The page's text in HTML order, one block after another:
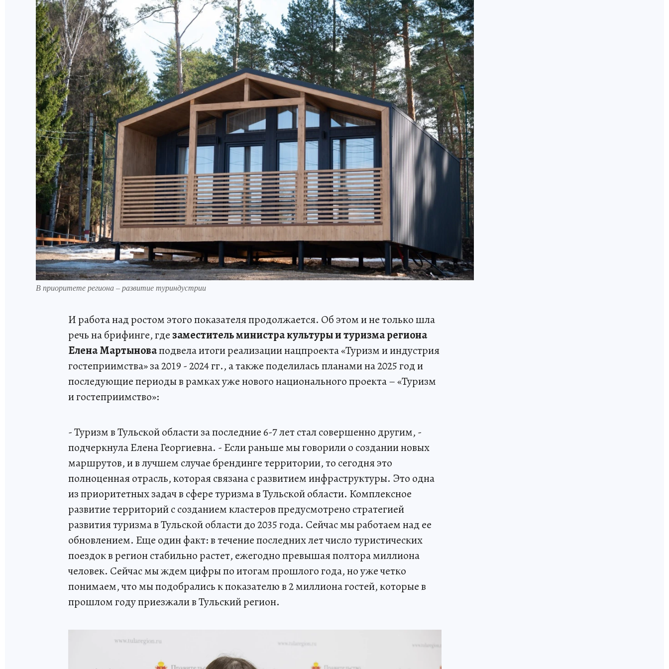
В приоритете региона – развитие туриндустрии
И работа над ростом этого показателя продолжается. Об этом и не только шла
речь на брифинге, где заместитель министра культуры и туризма региона
Елена Мартыноваподвела итоги реализации нацпроекта «Туризм и индустрия
гостеприимства» за 2019 - 2024 гг., а также поделилась планами на 2025 год и
последующие периоды в рамках уже нового национального проекта – «Туризм
и гостеприимство»:
- Туризм в Тульской области за последние 6-7 лет стал совершенно другим, -
подчеркнула Елена Георгиевна. - Если раньше мы говорили о создании новых
маршрутов, и в лучшем случае брендинге территории, то сегодня это
полноценная отрасль, которая связана с развитием инфраструктуры. Это одна
из приоритетных задач в сфере туризма в Тульской области. Комплексное
развитие территорий с созданием кластеров предусмотрено стратегией
развития туризма в Тульской области до 2035 года. Сейчас мы работаем над ее
обновлением. Еще один факт: в течение последних лет число туристических
поездок в регион стабильно растет, ежегодно превышая полтора миллиона
человек. Сейчас мы ждем цифры по итогам прошлого года, но уже четко
понимаем, что мы подобрались к показателю в 2 миллиона гостей, которые в
прошлом году приезжали в Тульский регион.